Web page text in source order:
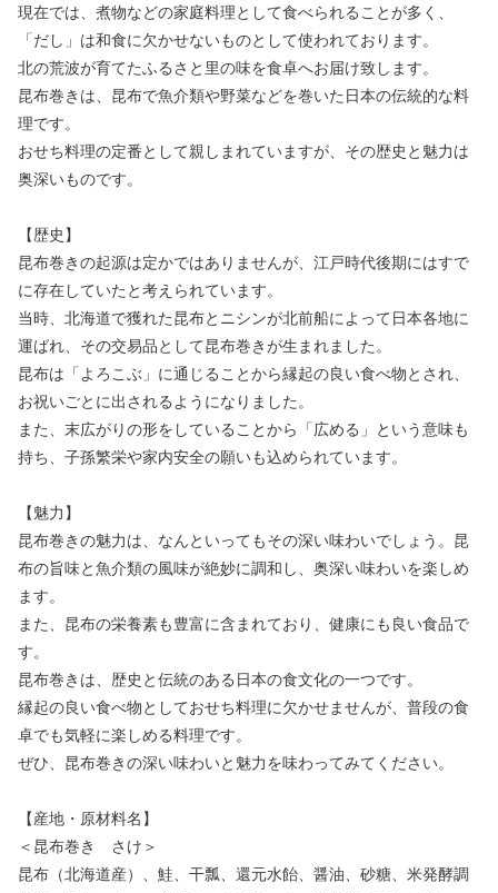
現在では、煮物などの家庭料理として食べられることが多く、
「だし」は和食に欠かせないものとして使われております。
北の荒波が育てたふるさと里の味を食卓へお届け致します。
昆布巻きは、昆布で魚介類や野菜などを巻いた日本の伝統的な料
理です。
おせち料理の定番として親しまれていますが、その歴史と魅力は
奥深いものです。
【歴史】
昆布巻きの起源は定かではありませんが、江戸時代後期にはすで
に存在していたと考えられています。
当時、北海道で獲れた昆布とニシンが北前船によって日本各地に
運ばれ、その交易品として昆布巻きが生まれました。
昆布は「よろこぶ」に通じることから縁起の良い食べ物とされ、
お祝いごとに出されるようになりました。
また、末広がりの形をしていることから「広める」という意味も
持ち、子孫繁栄や家内安全の願いも込められています。
【魅力】
昆布巻きの魅力は、なんといってもその深い味わいでしょう。昆
布の旨味と魚介類の風味が絶妙に調和し、奥深い味わいを楽しめ
ます。
また、昆布の栄養素も豊富に含まれており、健康にも良い食品で
す。
昆布巻きは、歴史と伝統のある日本の食文化の一つです。
縁起の良い食べ物としておせち料理に欠かせませんが、普段の食
卓でも気軽に楽しめる料理です。
ぜひ、昆布巻きの深い味わいと魅力を味わってみてください。
【産地・原材料名】
＜昆布巻き さけ＞
昆布（北海道産）、鮭、干瓢、還元水飴、醤油、砂糖、米発酵調